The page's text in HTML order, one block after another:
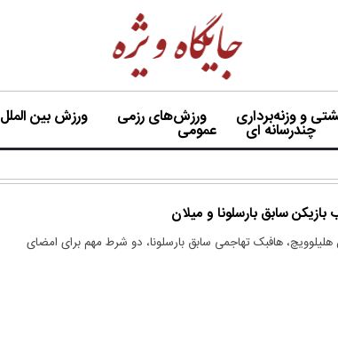
و وزنه‌برداری ورزش‌های رزمی ورزش بین الملل
چندرسانه ای عمومی
سابق بارسلونا و میلان
هافبک تهاجمی سابق بارسلونا، دو شرط مهم برای امضای